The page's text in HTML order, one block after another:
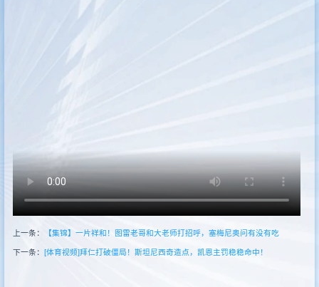
上一条： 【集锦】一片祥和！图雷老哥和大老师打招呼，塞梅尼奥问有没有吃
下一条： [体育视频]拜仁打破僵局！斯坦尼西奇造点，凯恩主罚稳稳命中！